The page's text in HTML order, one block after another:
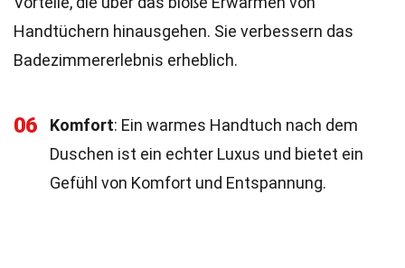
Handtüchern hinausgehen. Sie verbessern das
Badezimmererlebnis erheblich.
06 Komfort: Ein warmes Handtuch nach dem
Duschen ist ein echter Luxus und bietet ein
Gefühl von Komfort und Entspannung.